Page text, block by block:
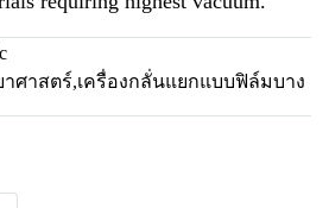
าศาสตร์,เครื่องกลั่นแยกแบบฟิล์มบาง